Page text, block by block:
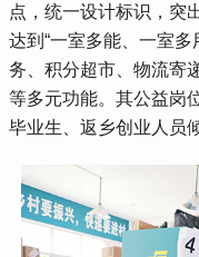
点，统一设计标识，突
达到“一室多能、一室
务、积分超市、物流寄
等多元功能。其公益岗
毕业生、返乡创业人员